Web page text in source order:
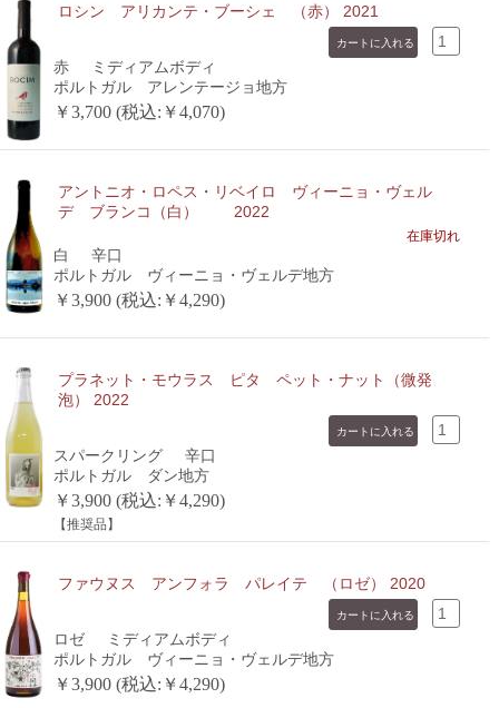
ロシン アリカンテ・ブーシェ （赤） 2021
赤
ミディアムボディ
ポルトガル アレンテージョ地方
￥3,700 (税込:￥4,070)
アントニオ・ロペス・リベイロ ヴィーニョ・ヴェル
デ ブランコ（白） 2022
在庫切れ
白
辛口
ポルトガル ヴィーニョ・ヴェルデ地方
￥3,900 (税込:￥4,290)
プラネット・モウラス ピタ ペット・ナット（微発
泡） 2022
スパークリング
辛口
ポルトガル ダン地方
￥3,900 (税込:￥4,290)
【推奨品】
ファウヌス アンフォラ パレイテ （ロゼ） 2020
ロゼ
ミディアムボディ
ポルトガル ヴィーニョ・ヴェルデ地方
￥3,900 (税込:￥4,290)